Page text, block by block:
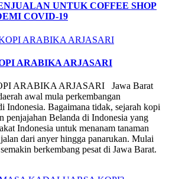
UNTUK COFFEE SHOP
COVID-19
ARABIKA ARJASARI
ARABIKA ARJASARI Jawa Barat
awal mula perkembangan
Indonesia. Bagaimana tidak, sejarah kopi
penjajahan Belanda di Indonesia yang
Indonesia untuk menanam tanaman
dari anyer hingga panarukan. Mulai
berkembang pesat di Jawa Barat.